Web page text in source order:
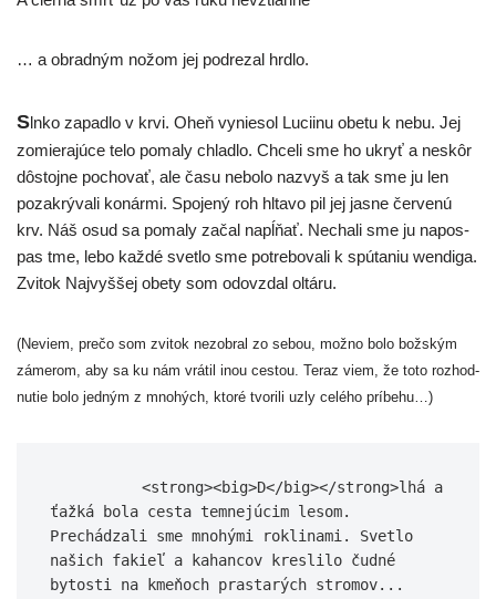
… a obrad­ným nožom jej pod­re­zal hrdlo.
Slnko zapad­lo v krvi. Oheň vynie­sol Luciinu obe­tu k nebu. Jej
zomie­ra­jú­ce telo poma­ly chlad­lo. Chceli sme ho ukryť a neskôr
dôs­toj­ne pocho­vať, ale času nebo­lo naz­vyš a tak sme ju len
pozak­rý­va­li konár­mi. Spojený roh hlta­vo pil jej jas­ne čer­ve­nú
krv. Náš osud sa poma­ly začal napĺňať. Nechali sme ju napos­
pas tme, lebo kaž­dé svet­lo sme potre­bo­va­li k spú­ta­niu wen­di­ga.
Zvitok Najvyššej obe­ty som odo­vzdal oltáru.
(Neviem, pre­čo som zvi­tok nezob­ral zo sebou, mož­no bolo bož­ským
záme­rom, aby sa ku nám vrá­til inou ces­tou. Teraz viem, že toto roz­hod­
nu­tie bolo jed­ným z mno­hých, kto­ré tvo­ri­li uzly celé­ho príbehu…)
ťažká bola cesta temnejúcim lesom.
Prechádzali sme mnohými roklinami. Svetlo
našich fakieľ a kahancov kreslilo čudné
bytosti na kmeňoch prastarých stromov...